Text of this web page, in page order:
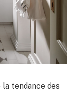
tendance des